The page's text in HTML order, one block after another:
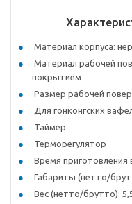
Материал корпуса:
Материал рабочей
покрытием
Размер рабочей
Для гонконгских
Таймер
Терморегулятор
Время
Габариты (нетто/
Вес (нетто/брутто):